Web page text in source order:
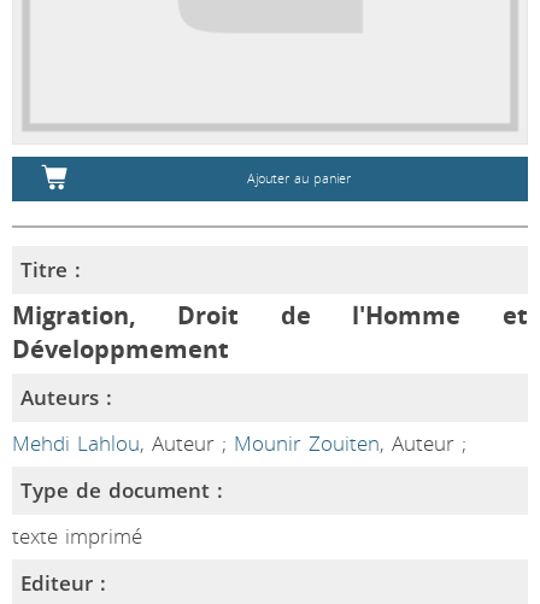
Ajouter au panier
Titre :
Migration, Droit de l'Homme et
Développmement
Auteurs :
Mehdi Lahlou, Auteur ; Mounir Zouiten, Auteur ;
Type de document :
texte imprimé
Editeur :